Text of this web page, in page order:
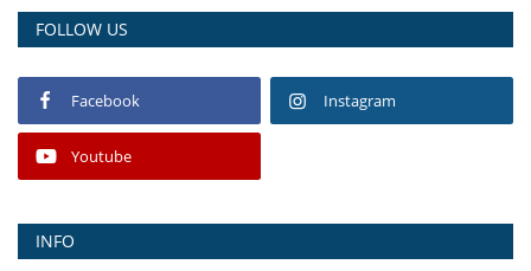
FOLLOW US
Facebook Instagram
Youtube
INFO